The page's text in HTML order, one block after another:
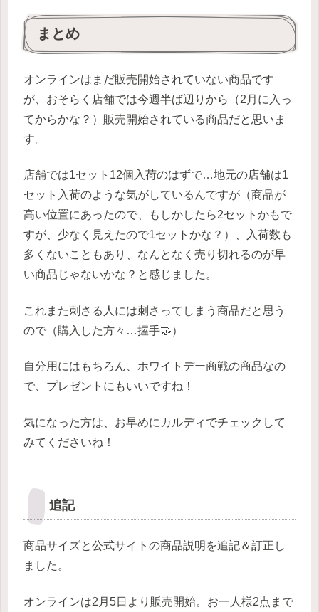
まとめ
オンラインはまだ販売開始されていない商品です
が、おそらく店舗では今週半ば辺りから（2月に入っ
てからかな？）販売開始されている商品だと思いま
す。
店舗では1セット12個入荷のはずで…地元の店舗は1
セット入荷のような気がしているんですが（商品が
高い位置にあったので、もしかしたら2セットかもで
すが、少なく見えたので1セットかな？）、入荷数も
多くないこともあり、なんとなく売り切れるのが早
い商品じゃないかな？と感じました。
これまた刺さる人には刺さってしまう商品だと思う
ので（購入した方々…握手🤝）
自分用にはもちろん、ホワイトデー商戦の商品なの
で、プレゼントにもいいですね！
気になった方は、お早めにカルディでチェックして
みてくださいね！
追記
商品サイズと公式サイトの商品説明を追記＆訂正し
ました。
オンラインは2月5日より販売開始。お一人様2点まで